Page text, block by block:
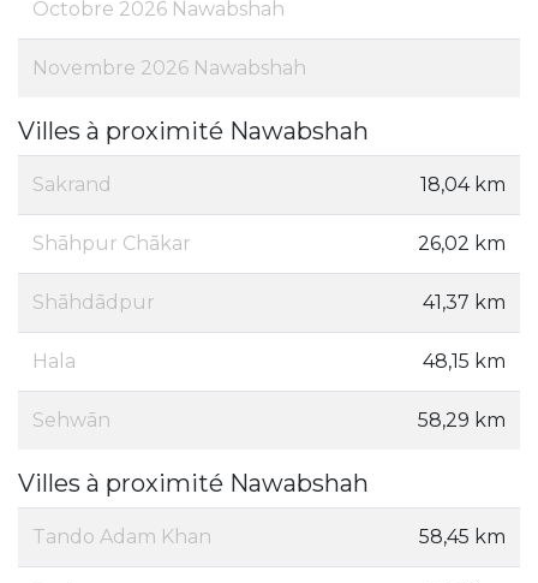
Octobre 2026 Nawabshah
Novembre 2026 Nawabshah
Villes à proximité Nawabshah
Sakrand 18,04 km
Shāhpur Chākar 26,02 km
Shāhdādpur 41,37 km
Hala 48,15 km
Sehwān 58,29 km
Villes à proximité Nawabshah
Tando Adam Khan 58,45 km